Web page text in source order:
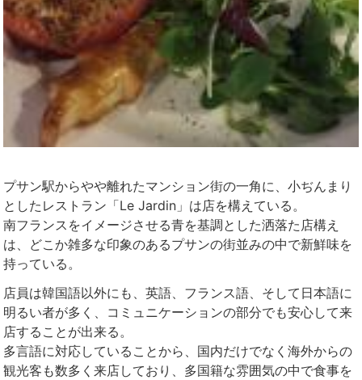
プサン駅からやや離れたマンション街の一角に、小ぢんまり
としたレストラン「Le Jardin」は店を構えている。
南フランスをイメージさせる青を基調とした洒落た店構え
は、どこか雑多な印象のあるプサンの街並みの中で新鮮味を
持っている。
店員は韓国語以外にも、英語、フランス語、そして日本語に
明るい者が多く、コミュニケーションの部分でも安心して来
店することが出来る。
多言語に対応していることから、国内だけでなく海外からの
観光客も数多く来店しており、多国籍な雰囲気の中で食事を